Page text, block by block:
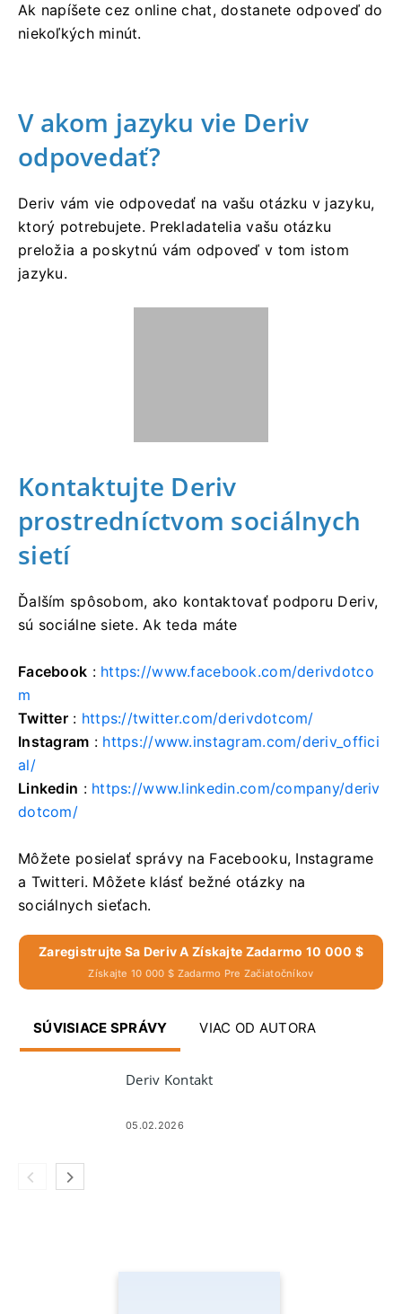
Ak napíšete cez online chat, dostanete odpoveď do
niekoľkých minút.
V akom jazyku vie Deriv
odpovedať?
Deriv vám vie odpovedať na vašu otázku v jazyku,
ktorý potrebujete. Prekladatelia vašu otázku
preložia a poskytnú vám odpoveď v tom istom
jazyku.
Kontaktujte Deriv
prostredníctvom sociálnych
sietí
Ďalším spôsobom, ako kontaktovať podporu Deriv,
sú sociálne siete. Ak teda máte
Facebook : https://www.facebook.com/derivdotco
m
Twitter: https://twitter.com/derivdotcom/
Instagram : https://www.instagram.com/deriv_offici
al/
Linkedin : https://www.linkedin.com/company/deriv
dotcom/
Môžete posielať správy na Facebooku, Instagrame
a Twitteri. Môžete klásť bežné otázky na
sociálnych sieťach.
Zaregistrujte Sa Deriv A Získajte Zadarmo 10 000 $
Získajte 10 000 $ Zadarmo Pre Začiatočníkov
SÚVISIACE SPRÁVY VIAC OD AUTORA
Deriv Kontakt
05.02.2026